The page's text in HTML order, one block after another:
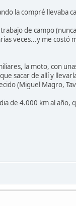
la compré llevaba
de campo
veces...y me costó
la moto, con
sacar de allí y
(Miguel Magro,
de 4.000 km al año,